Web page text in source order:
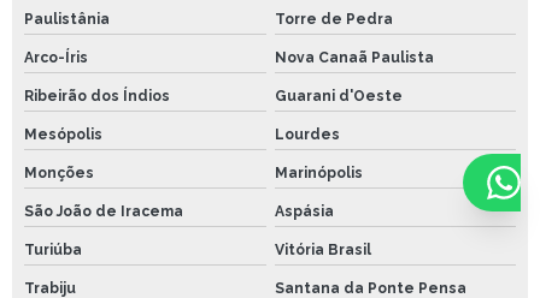
Paulistânia Torre de Pedra
Arco-Íris Nova Canaã Paulista
Ribeirão dos Índios Guarani d'Oeste
Mesópolis Lourdes
Monções Marinópolis
São João de Iracema Aspásia
Turiúba Vitória Brasil
Trabiju Santana da Ponte Pensa